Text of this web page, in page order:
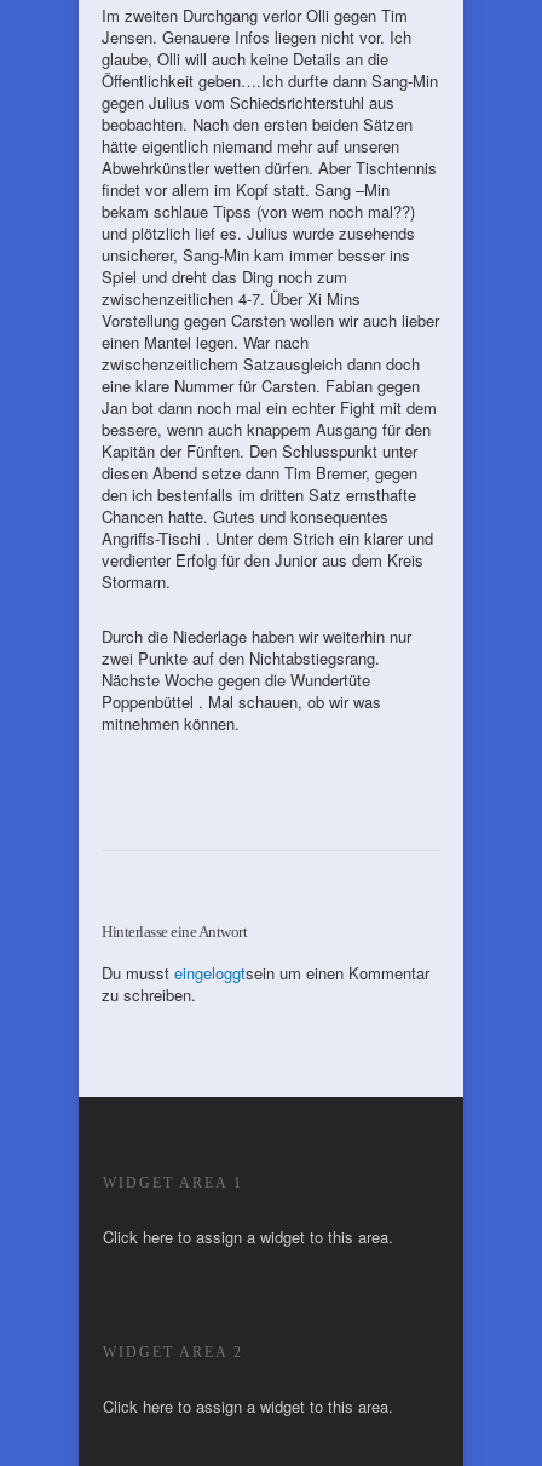
Im zweiten Durchgang verlor Olli gegen Tim
Jensen. Genauere Infos liegen nicht vor. Ich
glaube, Olli will auch keine Details an die
Öffentlichkeit geben….Ich durfte dann Sang-Min
gegen Julius vom Schiedsrichterstuhl aus
beobachten. Nach den ersten beiden Sätzen
hätte eigentlich niemand mehr auf unseren
Abwehrkünstler wetten dürfen. Aber Tischtennis
findet vor allem im Kopf statt. Sang –Min
bekam schlaue Tipss (von wem noch mal??)
und plötzlich lief es. Julius wurde zusehends
unsicherer, Sang-Min kam immer besser ins
Spiel und dreht das Ding noch zum
zwischenzeitlichen 4-7. Über Xi Mins
Vorstellung gegen Carsten wollen wir auch lieber
einen Mantel legen. War nach
zwischenzeitlichem Satzausgleich dann doch
eine klare Nummer für Carsten. Fabian gegen
Jan bot dann noch mal ein echter Fight mit dem
bessere, wenn auch knappem Ausgang für den
Kapitän der Fünften. Den Schlusspunkt unter
diesen Abend setze dann Tim Bremer, gegen
den ich bestenfalls im dritten Satz ernsthafte
Chancen hatte. Gutes und konsequentes
Angriffs-Tischi . Unter dem Strich ein klarer und
verdienter Erfolg für den Junior aus dem Kreis
Stormarn.
Durch die Niederlage haben wir weiterhin nur
zwei Punkte auf den Nichtabstiegsrang.
Nächste Woche gegen die Wundertüte
Poppenbüttel . Mal schauen, ob wir was
mitnehmen können.
Hinterlasse eine Antwort
Du musst eingeloggtsein um einen Kommentar
zu schreiben.
WIDGET AREA 1
Click here to assign a widget to this area.
WIDGET AREA 2
Click here to assign a widget to this area.